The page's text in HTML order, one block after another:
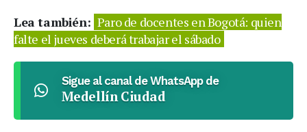
Lea también: Paro de docentes en Bogotá: quien
falte el jueves deberá trabajar el sábado
Sigue al canal de WhatsApp de
Medellín Ciudad